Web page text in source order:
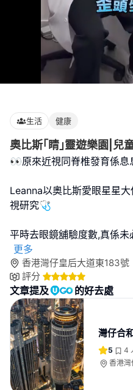
生活 健康
奧比斯｢睛｣靈遊樂園|兒
👀原來近視同脊椎發育係息
Leanna以奧比斯愛眼星星
視研究🩺
平時去眼鏡舖驗度數,真係
更多
香港灣仔皇后大道東183號
評分
文章提及 的好去處
灣仔合
5 4
香港